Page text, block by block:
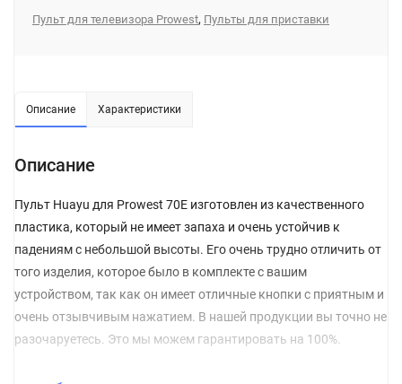
Пульт для телевизора Prowest, Пульты для приставки
Описание Характеристики
Описание
Пульт Huayu для Prowest 70E изготовлен из качественного
пластика, который не имеет запаха и очень устойчив к
падениям с небольшой высоты. Его очень трудно отличить от
того изделия, которое было в комплекте с вашим
устройством, так как он имеет отличные кнопки с приятным и
очень отзывчивым нажатием. В нашей продукции вы точно не
разочаруетесь. Это мы можем гарантировать на 100%.
Перед покупкой обязательно обращайте внимание на то,